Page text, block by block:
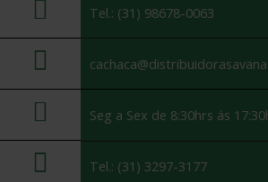
Tel.: (31) 98678-0063
Seg a Sex de 8:30hrs ás
Tel.: (31) 3297-3177